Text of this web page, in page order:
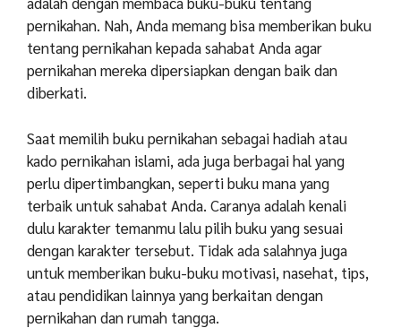
pernikahan. Nah, Anda memang bisa memberikan buku
tentang pernikahan kepada sahabat Anda agar
pernikahan mereka dipersiapkan dengan baik dan
diberkati.
Saat memilih buku pernikahan sebagai hadiah atau
kado pernikahan islami, ada juga berbagai hal yang
perlu dipertimbangkan, seperti buku mana yang
terbaik untuk sahabat Anda. Caranya adalah kenali
dulu karakter temanmu lalu pilih buku yang sesuai
dengan karakter tersebut. Tidak ada salahnya juga
untuk memberikan buku-buku motivasi, nasehat, tips,
atau pendidikan lainnya yang berkaitan dengan
pernikahan dan rumah tangga.